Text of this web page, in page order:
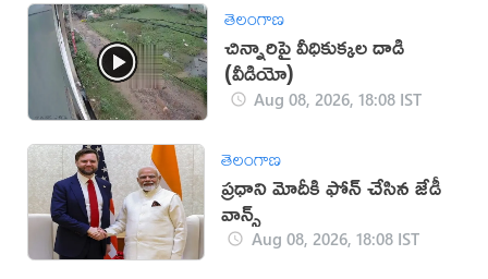
తెలంగాణ
చిన్నారిపై వీధికుక్కల దాడి
(వీడియో)
Aug 08, 2026, 18:08 IST
తెలంగాణ
ప్రధాని మోదీకి ఫోన్ చేసిన జేడీ
వాన్స్
Aug 08, 2026, 18:08 IST